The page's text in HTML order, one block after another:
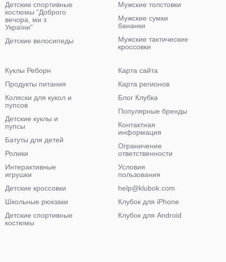
Детские спортивные
костюмы "Доброго
вечора, ми з
України"
Детские велосипеды
Мужские толстовки
Мужские сумки
бананки
Мужские тактические
кроссовки
Куклы Реборн
Продукты питания
Коляски для кукол и
пупсов
Детские куклы и
пупсы
Батуты для детей
Ролики
Интерактивные
игрушки
Детские кроссовки
Школьные рюкзаки
Детские спортивные
костюмы
Карта сайта
Карта регионов
Блог Клубка
Популярные бренды
Контактная
информация
Ограничение
ответственности
Условия
пользования
help@klubok.com
Клубок для iPhone
Клубок для Android